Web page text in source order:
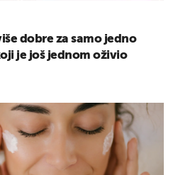
dobre za samo jedno
je još jednom oživio